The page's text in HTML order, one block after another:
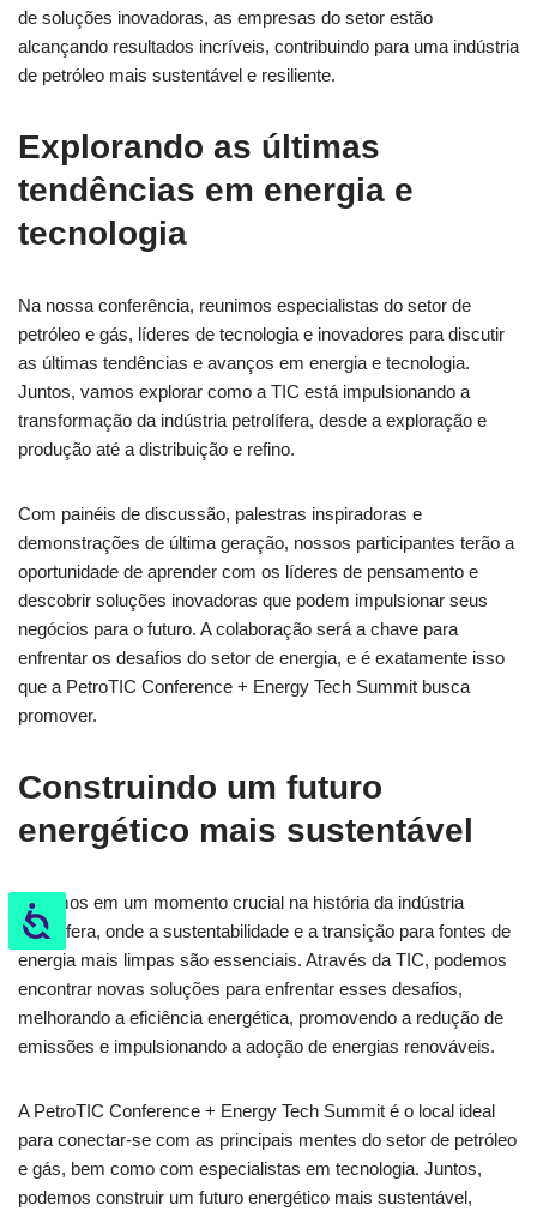
de soluções inovadoras, as empresas do setor estão
alcançando resultados incríveis, contribuindo para uma indústria
de petróleo mais sustentável e resiliente.
Explorando as últimas
tendências em energia e
tecnologia
Na nossa conferência, reunimos especialistas do setor de
petróleo e gás, líderes de tecnologia e inovadores para discutir
as últimas tendências e avanços em energia e tecnologia.
Juntos, vamos explorar como a TIC está impulsionando a
transformação da indústria petrolífera, desde a exploração e
produção até a distribuição e refino.
Com painéis de discussão, palestras inspiradoras e
demonstrações de última geração, nossos participantes terão a
oportunidade de aprender com os líderes de pensamento e
descobrir soluções inovadoras que podem impulsionar seus
negócios para o futuro. A colaboração será a chave para
enfrentar os desafios do setor de energia, e é exatamente isso
que a PetroTIC Conference + Energy Tech Summit busca
promover.
Construindo um futuro
energético mais sustentável
Estamos em um momento crucial na história da indústria
petrolífera, onde a sustentabilidade e a transição para fontes de
energia mais limpas são essenciais. Através da TIC, podemos
encontrar novas soluções para enfrentar esses desafios,
melhorando a eficiência energética, promovendo a redução de
emissões e impulsionando a adoção de energias renováveis.
A PetroTIC Conference + Energy Tech Summit é o local ideal
para conectar-se com as principais mentes do setor de petróleo
e gás, bem como com especialistas em tecnologia. Juntos,
podemos construir um futuro energético mais sustentável,